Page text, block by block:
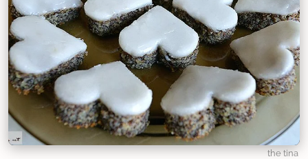
the tina